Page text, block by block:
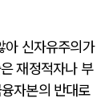
아 신자유주의가
재정적자나 부
자본의 반대로